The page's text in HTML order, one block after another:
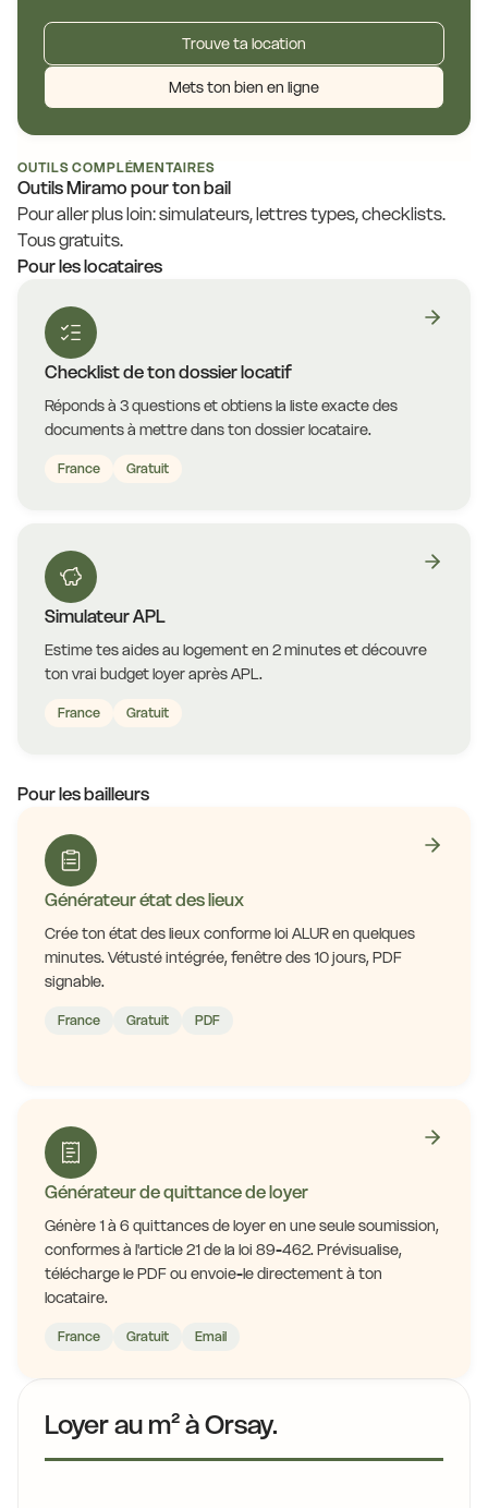
Trouve ta location
Mets ton bien en ligne
OUTILS COMPLÉMENTAIRES
Outils Miramo pour ton bail
Pour aller plus loin: simulateurs, lettres types, checklists.
Tous gratuits.
Pour les locataires
Checklist de ton dossier locatif
Réponds à 3 questions et obtiens la liste exacte des
documents à mettre dans ton dossier locataire.
France Gratuit
Simulateur APL
Estime tes aides au logement en 2 minutes et découvre
ton vrai budget loyer après APL.
France Gratuit
Pour les bailleurs
Générateur état des lieux
Crée ton état des lieux conforme loi ALUR en quelques
minutes. Vétusté intégrée, fenêtre des 10 jours, PDF
signable.
France Gratuit PDF
Générateur de quittance de loyer
Génère 1 à 6 quittances de loyer en une seule soumission,
conformes à l'article 21 de la loi 89-462. Prévisualise,
télécharge le PDF ou envoie-le directement à ton
locataire.
France Gratuit Email
Loyer au m² à Orsay.